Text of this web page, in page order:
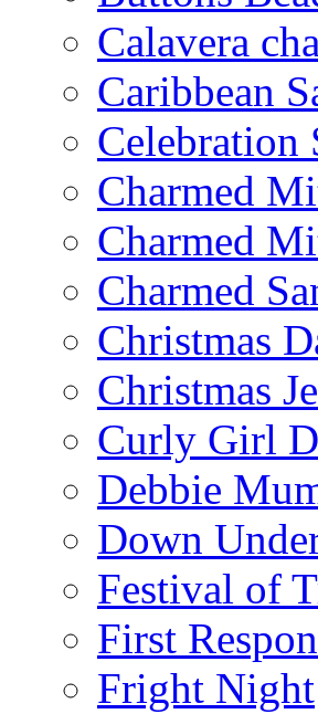
Calavera
Caribbean
Celebration
Charmed
Charmed
Charmed
Christmas
Christmas
Curly Girl
Debbie
Down
Festival of
First
Fright Night